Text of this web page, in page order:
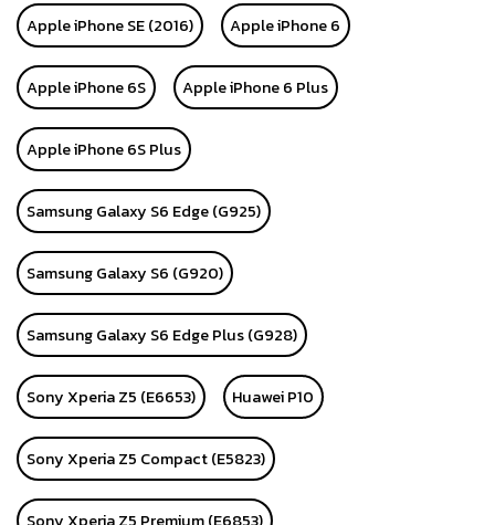
Apple iPhone SE (2016) Apple iPhone 6
Apple iPhone 6S Apple iPhone 6 Plus
Apple iPhone 6S Plus
Samsung Galaxy S6 Edge (G925)
Samsung Galaxy S6 (G920)
Samsung Galaxy S6 Edge Plus (G928)
Sony Xperia Z5 (E6653) Huawei P10
Sony Xperia Z5 Compact (E5823)